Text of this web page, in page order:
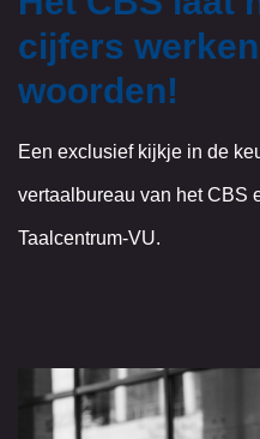
cijfers
woorden!
Een exclusief kijkje in de
vertaalbureau van het CBS
Taalcentrum-VU.